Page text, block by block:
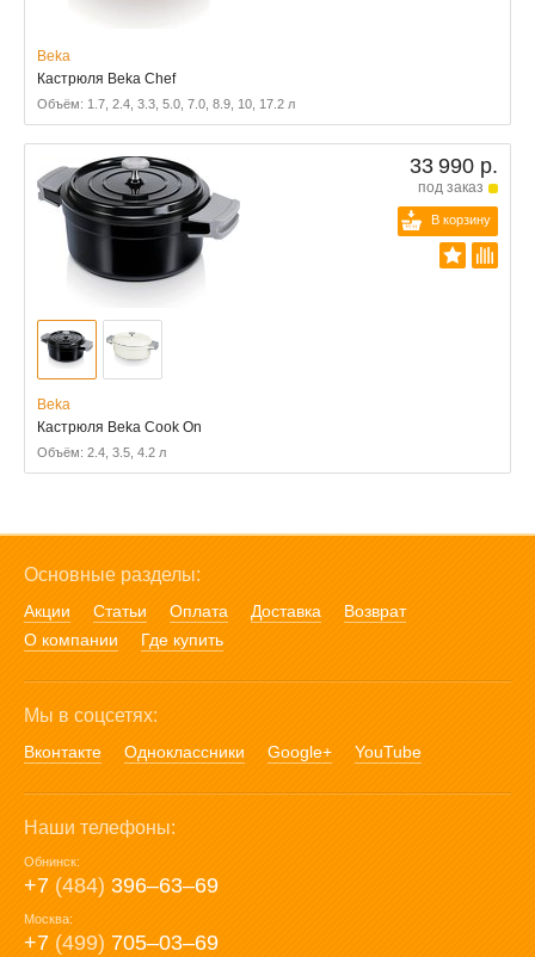
Beka
Кастрюля Beka Chef
Объём: 1.7, 2.4, 3.3, 5.0, 7.0, 8.9, 10, 17.2 л
33 990 р.
под заказ
В корзину
Beka
Кастрюля Beka Cook On
Объём: 2.4, 3.5, 4.2 л
Основные разделы:
Акции Статьи Оплата Доставка
Возврат
О компании
Где купить
Мы в соцсетях:
Вконтакте Одноклассники Google+ YouTube
Наши телефоны:
Обнинск:
+7 (484) 396‒63‒69
Москва:
+7 (499) 705‒03‒69